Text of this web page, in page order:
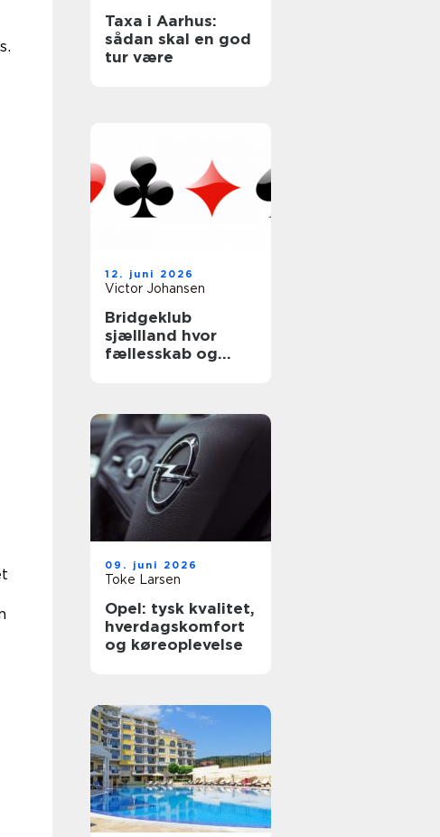
Taxa i Aarhus:
sådan skal en god
tur være
12. juni 2026
Victor Johansen
Bridgeklub
sjællland hvor
fællesskab og
09. juni 2026
Toke Larsen
Opel: tysk kvalitet,
hverdagskomfort
og køreoplevelse